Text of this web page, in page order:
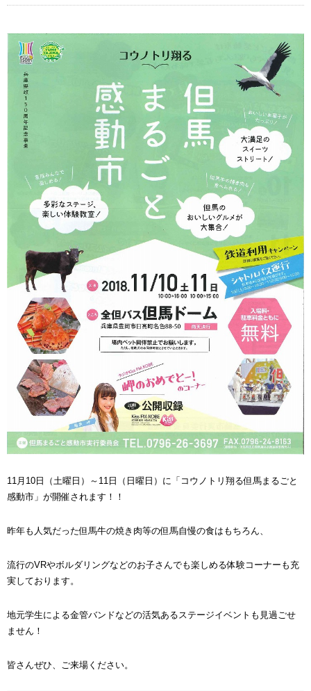
11月10日（土曜日）～11日（日曜日）に「コウノトリ翔る但馬まるごと
感動市」が開催されます！！
昨年も人気だった但馬牛の焼き肉等の但馬自慢の食はもちろん、
流行のVRやボルダリングなどのお子さんでも楽しめる体験コーナーも充
実しております。
地元学生による金管バンドなどの活気あるステージイベントも見過ごせ
ません！
皆さんぜひ、ご来場ください。